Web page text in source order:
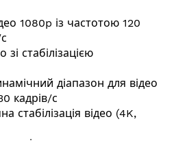
1080p із частотою 120
стабілізацією
діапазон для відео
кадрів/с
стабілізація відео (4K,